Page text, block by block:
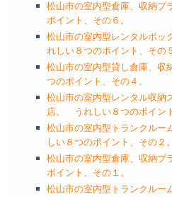
松山市の室内型倉庫、収納
ポイント、その６。
松山市の室内型レンタルボ
れしい８つのポイント、その
松山市の室内型貸し倉庫、
つのポイント、その４。
松山市の室内型レンタル収納
店。 うれしい８つのポイン
松山市の室内型トランクル
しい８つのポイント、その２。
松山市の室内型倉庫、収納
ポイント、その１。
松山市の室内型トランクル